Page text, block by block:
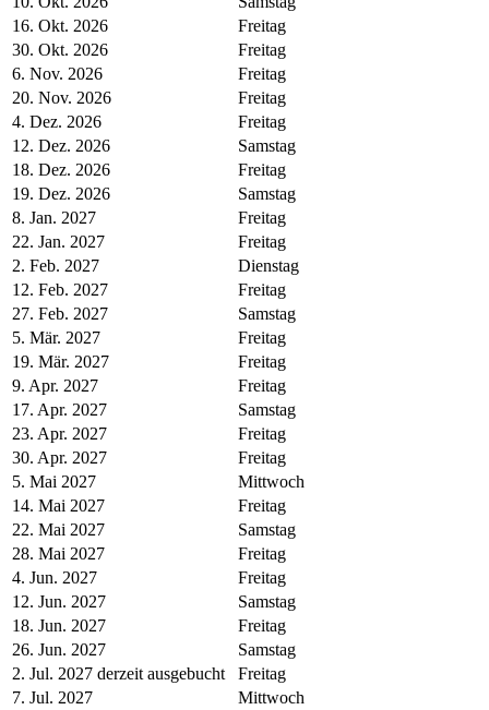
16. Okt. 2026
Freitag
30. Okt. 2026
Freitag
6. Nov. 2026
Freitag
20. Nov. 2026
Freitag
4. Dez. 2026
Freitag
12. Dez. 2026
Samstag
18. Dez. 2026
Freitag
19. Dez. 2026
Samstag
8. Jan. 2027
Freitag
22. Jan. 2027
Freitag
2. Feb. 2027
Dienstag
12. Feb. 2027
Freitag
27. Feb. 2027
Samstag
5. Mär. 2027
Freitag
19. Mär. 2027
Freitag
9. Apr. 2027
Freitag
17. Apr. 2027
Samstag
23. Apr. 2027
Freitag
30. Apr. 2027
Freitag
5. Mai 2027
Mittwoch
14. Mai 2027
Freitag
22. Mai 2027
Samstag
28. Mai 2027
Freitag
4. Jun. 2027
Freitag
12. Jun. 2027
Samstag
18. Jun. 2027
Freitag
26. Jun. 2027
Samstag
2. Jul. 2027 derzeit ausgebucht
Freitag
7. Jul. 2027
Mittwoch